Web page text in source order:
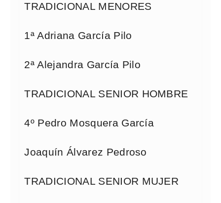
TRADICIONAL MENORES
1ª Adriana García Pilo
2ª Alejandra García Pilo
TRADICIONAL SENIOR HOMBRE
4º Pedro Mosquera García
Joaquín Álvarez Pedroso
TRADICIONAL SENIOR MUJER